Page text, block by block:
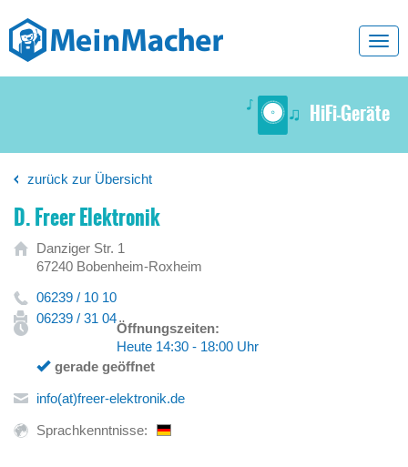
HiFi-Geräte
zurück zur Übersicht
D. Freer Elektronik
Danziger Str. 1
67240 Bobenheim-Roxheim
06239 / 10 10
06239 / 31 04
Öffnungszeiten:
Heute 14:30 - 18:00 Uhr
gerade geöffnet
info(at)freer-elektronik.de
Sprachkenntnisse: